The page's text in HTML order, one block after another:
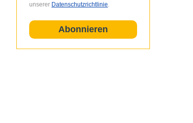
unserer Datenschutzrichtlinie